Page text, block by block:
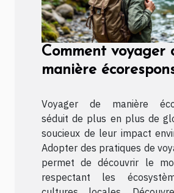
Comment voyager
manière
Voyager de manière
séduit de plus en plus de
soucieux de leur impact
Adopter des pratiques de
permet de découvrir le
respectant les